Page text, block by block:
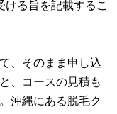
ける旨を記載するこ
、そのまま申し込
、コースの見積も
沖縄にある脱毛ク